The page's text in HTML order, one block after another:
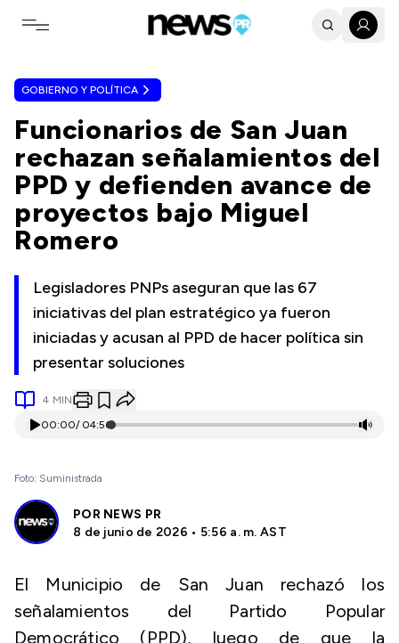
Toggle navigation menu
GOBIERNO Y POLÍTICA
Funcionarios de San Juan
rechazan señalamientos del
PPD y defienden avance de
proyectos bajo Miguel
Romero
Legisladores PNPs aseguran que las 67
iniciativas del plan estratégico ya fueron
iniciadas y acusan al PPD de hacer política sin
presentar soluciones
4 MIN
00:00/ 04:56
Foto: Suministrada
POR NEWS PR
8 de junio de 2026 • 5:56 a. m. AST
El Municipio de San Juan rechazó los
señalamientos del Partido Popular
Democrático (PPD), luego de que la